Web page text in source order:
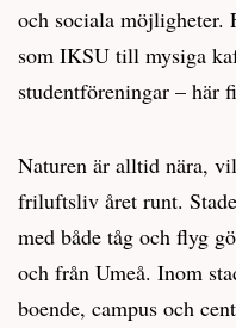
och sociala möjligheter.
som IKSU till mysiga
studentföreningar – här
Naturen är alltid nära,
friluftsliv året runt.
med både tåg och flyg
och från Umeå. Inom
boende, campus och